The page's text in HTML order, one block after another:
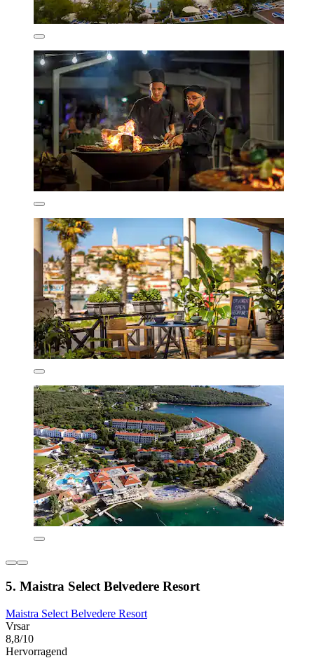
5. Maistra Select Belvedere Resort
Maistra Select Belvedere Resort
Vrsar
8,8/10
Hervorragend